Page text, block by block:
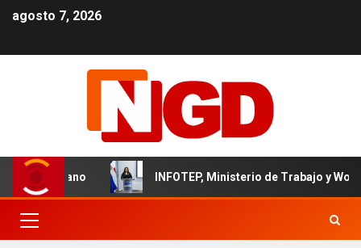
agosto 7, 2026
INFOTEP, Ministerio de Trabajo y World